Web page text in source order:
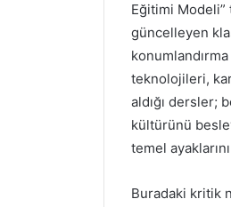
Eğitimi Modeli”
güncelleyen
teknolojileri,
aldığı dersler;
kültürünü
temel
Buradaki kritik